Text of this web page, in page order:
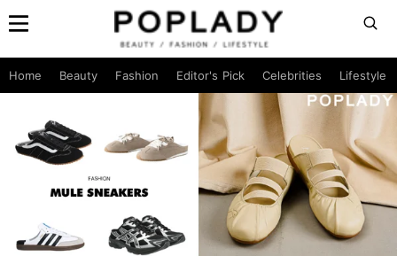
Home Beauty Fashion Editor's Pick Celebrities Lifestyle